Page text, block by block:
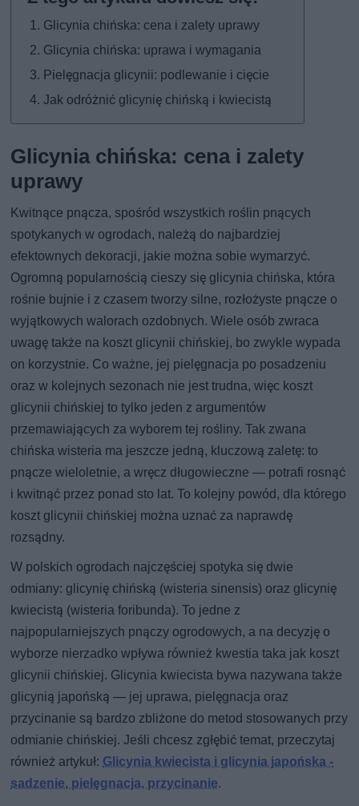
Glicynia chińska: cena i zalety uprawy
Glicynia chińska: uprawa i wymagania
Pielęgnacja glicynii: podlewanie i cięcie
Jak odróżnić glicynię chińską i kwiecistą
Glicynia chińska: cena i zalety
uprawy
Kwitnące pnącza, spośród wszystkich roślin pnących
spotykanych w ogrodach, należą do najbardziej
efektownych dekoracji, jakie można sobie wymarzyć.
Ogromną popularnością cieszy się glicynia chińska, która
rośnie bujnie i z czasem tworzy silne, rozłożyste pnącze o
wyjątkowych walorach ozdobnych. Wiele osób zwraca
uwagę także na koszt glicynii chińskiej, bo zwykle wypada
on korzystnie. Co ważne, jej pielęgnacja po posadzeniu
oraz w kolejnych sezonach nie jest trudna, więc koszt
glicynii chińskiej to tylko jeden z argumentów
przemawiających za wyborem tej rośliny. Tak zwana
chińska wisteria ma jeszcze jedną, kluczową zaletę: to
pnącze wieloletnie, a wręcz długowieczne — potrafi rosnąć
i kwitnąć przez ponad sto lat. To kolejny powód, dla którego
koszt glicynii chińskiej można uznać za naprawdę
rozsądny.
W polskich ogrodach najczęściej spotyka się dwie
odmiany: glicynię chińską (wisteria sinensis) oraz glicynię
kwiecistą (wisteria foribunda). To jedne z
najpopularniejszych pnączy ogrodowych, a na decyzję o
wyborze nierzadko wpływa również kwestia taka jak koszt
glicynii chińskiej. Glicynia kwiecista bywa nazywana także
glicynią japońską — jej uprawa, pielęgnacja oraz
przycinanie są bardzo zbliżone do metod stosowanych przy
odmianie chińskiej. Jeśli chcesz zgłębić temat, przeczytaj
również artykuł: Glicynia kwiecista i glicynia japońska -
sadzenie, pielęgnacja, przycinanie.